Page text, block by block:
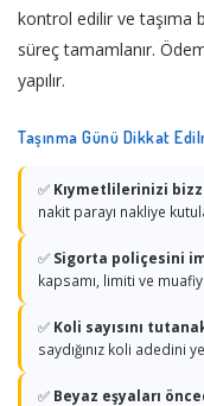
kontrol edilir ve taşıma
süreç tamamlanır.
yapılır.
Taşınma Günü Dikkat
✅ Kıymetlilerinizi
nakit parayı nakliye
✅ Sigorta poliçesini
kapsamı, limiti ve
✅ Koli sayısını
saydığınız koli adedini
✅ Beyaz eşyaları